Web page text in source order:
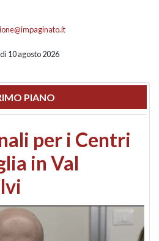
10 agosto 2026
PIANO
per i Centri
in Val